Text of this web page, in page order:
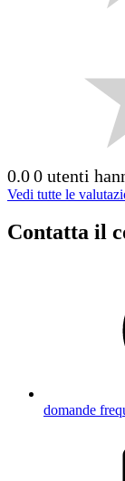
0.00 utenti
Vedi tutte le
Contatta il
domande